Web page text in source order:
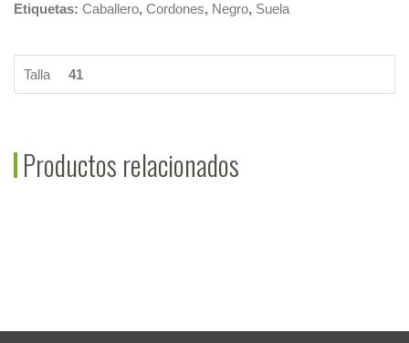
Etiquetas: Caballero, Cordones, Negro, Suela
Talla 41
Productos relacionados